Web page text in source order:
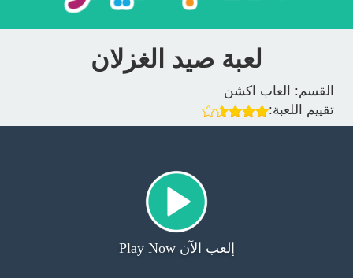
لعبة صيد الغزلان
القسم:
العاب اكشن
تقييم اللعبة:
إلعب الآن Play Now